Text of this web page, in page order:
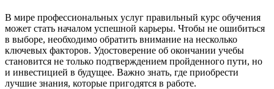
В мире профессиональных услуг правильный курс обучения
может стать началом успешной карьеры. Чтобы не ошибиться
в выборе, необходимо обратить внимание на несколько
ключевых факторов. Удостоверение об окончании учебы
становится не только подтверждением пройденного пути, но
и инвестицией в будущее. Важно знать, где приобрести
лучшие знания, которые пригодятся в работе.